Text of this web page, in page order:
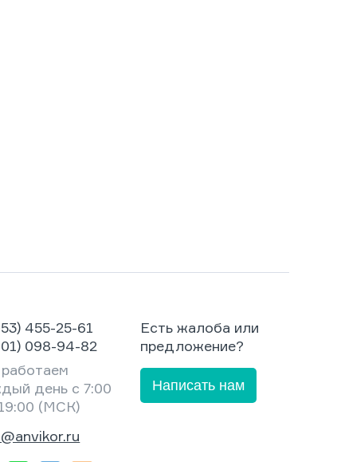
455-25-61
098-94-82
день с 7:00
(МСК)
Есть жалоба или
предложение?
Написать нам